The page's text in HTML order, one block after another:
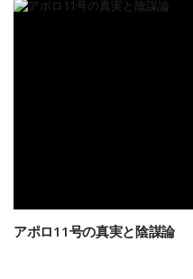
アポロ11号の真実と陰謀論